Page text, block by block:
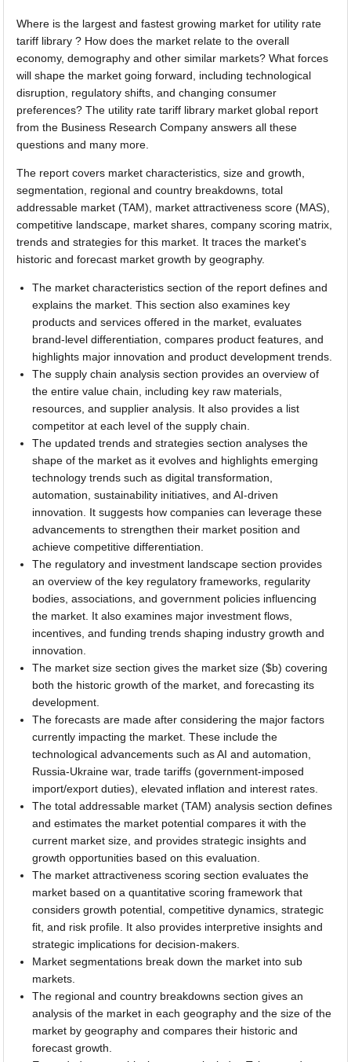
Where is the largest and fastest growing market for utility rate
tariff library ? How does the market relate to the overall
economy, demography and other similar markets? What forces
will shape the market going forward, including technological
disruption, regulatory shifts, and changing consumer
preferences? The utility rate tariff library market global report
from the Business Research Company answers all these
questions and many more.
The report covers market characteristics, size and growth,
segmentation, regional and country breakdowns, total
addressable market (TAM), market attractiveness score (MAS),
competitive landscape, market shares, company scoring matrix,
trends and strategies for this market. It traces the market's
historic and forecast market growth by geography.
The market characteristics section of the report defines and
explains the market. This section also examines key
products and services offered in the market, evaluates
brand-level differentiation, compares product features, and
highlights major innovation and product development trends.
The supply chain analysis section provides an overview of
the entire value chain, including key raw materials,
resources, and supplier analysis. It also provides a list
competitor at each level of the supply chain.
The updated trends and strategies section analyses the
shape of the market as it evolves and highlights emerging
technology trends such as digital transformation,
automation, sustainability initiatives, and AI-driven
innovation. It suggests how companies can leverage these
advancements to strengthen their market position and
achieve competitive differentiation.
The regulatory and investment landscape section provides
an overview of the key regulatory frameworks, regularity
bodies, associations, and government policies influencing
the market. It also examines major investment flows,
incentives, and funding trends shaping industry growth and
innovation.
The market size section gives the market size ($b) covering
both the historic growth of the market, and forecasting its
development.
The forecasts are made after considering the major factors
currently impacting the market. These include the
technological advancements such as AI and automation,
Russia-Ukraine war, trade tariffs (government-imposed
import/export duties), elevated inflation and interest rates.
The total addressable market (TAM) analysis section defines
and estimates the market potential compares it with the
current market size, and provides strategic insights and
growth opportunities based on this evaluation.
The market attractiveness scoring section evaluates the
market based on a quantitative scoring framework that
considers growth potential, competitive dynamics, strategic
fit, and risk profile. It also provides interpretive insights and
strategic implications for decision-makers.
Market segmentations break down the market into sub
markets.
The regional and country breakdowns section gives an
analysis of the market in each geography and the size of the
market by geography and compares their historic and
forecast growth.